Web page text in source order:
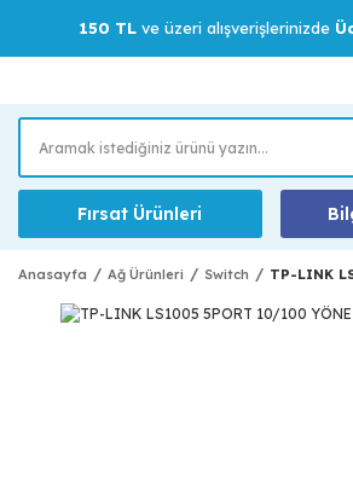
150 TLve üzeri alışverişlerinizde
Fırsat Ürünleri
Anasayfa Ağ Ürünleri Switch TP-LINK